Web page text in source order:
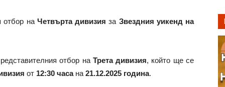
отбор на Четвърта дивизия за Звездния уикенд на
отбор на Трета дивизия, който ще се
от 12:30 часана 21.12.2025 година.